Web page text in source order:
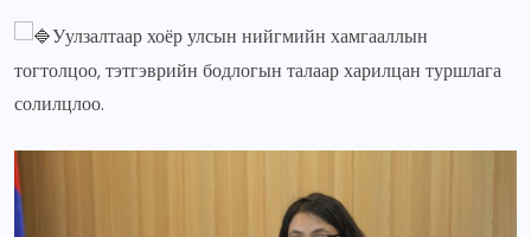
Уулзалтаар хоёр улсын нийгмийн хамгааллын
тогтолцоо, тэтгэврийн бодлогын талаар харилцан туршлага
солилцлоо.